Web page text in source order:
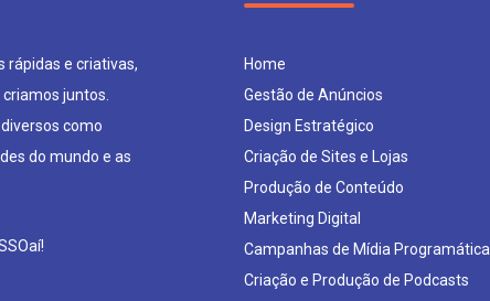
rápidas e criativas,
juntos.
como
do mundo e as
Home
Gestão de Anúncios
Design Estratégico
Criação de Sites e Lojas
Produção de Conteúdo
Marketing Digital
Campanhas de Mídia Programática
Criação e Produção de Podcasts